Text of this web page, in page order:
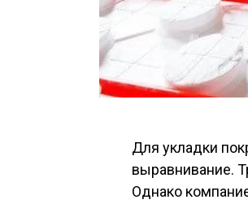
Для укладки
выравнивание.
Однако